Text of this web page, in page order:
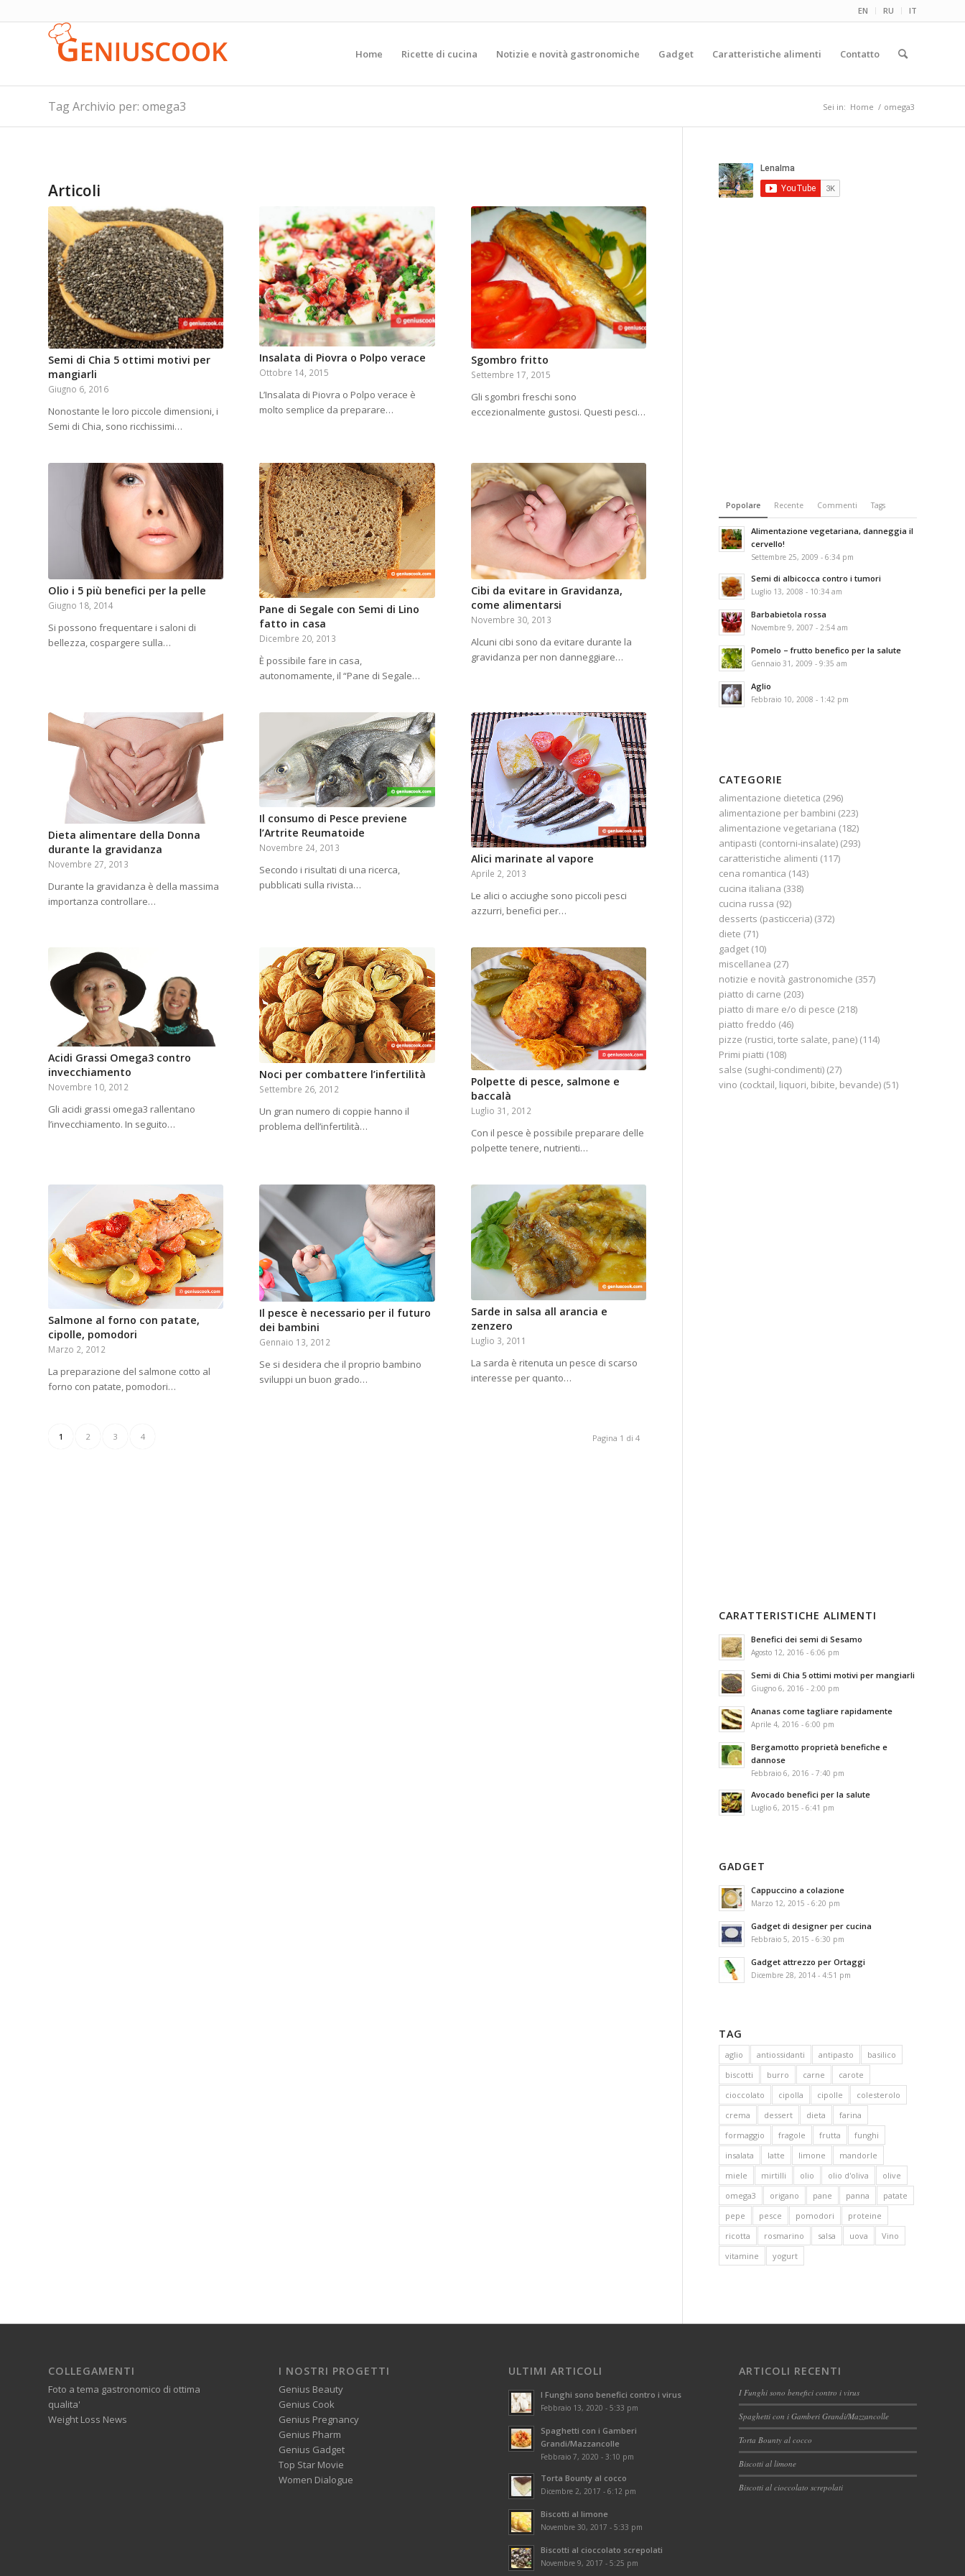
EN RU IT
Home Ricette di cucina Notizie e novità gastronomiche Gadget Caratteristiche alimenti Contatto
Tag Archivio per: omega3 Sei in: Home / omega3
Articoli
Semi di Chia 5 ottimi motivi per
mangiarli
Giugno 6, 2016
Nonostante le loro piccole dimensioni, i
Semi di Chia, sono ricchissimi…
Insalata di Piovra o Polpo verace
Ottobre 14, 2015
L’Insalata di Piovra o Polpo verace è
molto semplice da preparare…
Sgombro fritto
Settembre 17, 2015
Gli sgombri freschi sono
eccezionalmente gustosi. Questi pesci…
Olio i 5 più benefici per la pelle
Giugno 18, 2014
Si possono frequentare i saloni di
bellezza, cospargere sulla…
Pane di Segale con Semi di Lino
fatto in casa
Dicembre 20, 2013
È possibile fare in casa,
autonomamente, il “Pane di Segale…
Cibi da evitare in Gravidanza,
come alimentarsi
Novembre 30, 2013
Alcuni cibi sono da evitare durante la
gravidanza per non danneggiare…
Dieta alimentare della Donna
durante la gravidanza
Novembre 27, 2013
Durante la gravidanza è della massima
importanza controllare…
Il consumo di Pesce previene
l’Artrite Reumatoide
Novembre 24, 2013
Secondo i risultati di una ricerca,
pubblicati sulla rivista…
Alici marinate al vapore
Aprile 2, 2013
Le alici o acciughe sono piccoli pesci
azzurri, benefici per…
Acidi Grassi Omega3 contro
invecchiamento
Novembre 10, 2012
Gli acidi grassi omega3 rallentano
l’invecchiamento. In seguito…
Noci per combattere l’infertilità
Settembre 26, 2012
Un gran numero di coppie hanno il
problema dell’infertilità…
Polpette di pesce, salmone e
baccalà
Luglio 31, 2012
Con il pesce è possibile preparare delle
polpette tenere, nutrienti…
Salmone al forno con patate,
cipolle, pomodori
Marzo 2, 2012
La preparazione del salmone cotto al
forno con patate, pomodori…
Il pesce è necessario per il futuro
dei bambini
Gennaio 13, 2012
Se si desidera che il proprio bambino
sviluppi un buon grado…
Sarde in salsa all arancia e
zenzero
Luglio 3, 2011
La sarda è ritenuta un pesce di scarso
interesse per quanto…
Pagina 1 di 4
1 2 3 4
Popolare Recente Commenti Tags
Alimentazione vegetariana, danneggia il
cervello!
Settembre 25, 2009 - 6:34 pm
Semi di albicocca contro i tumori
Luglio 13, 2008 - 10:34 am
Barbabietola rossa
Novembre 9, 2007 - 2:54 am
Pomelo – frutto benefico per la salute
Gennaio 31, 2009 - 9:35 am
Aglio
Febbraio 10, 2008 - 1:42 pm
CATEGORIE
alimentazione dietetica (296)
alimentazione per bambini (223)
alimentazione vegetariana (182)
antipasti (contorni-insalate) (293)
caratteristiche alimenti (117)
cena romantica (143)
cucina italiana (338)
cucina russa (92)
desserts (pasticceria) (372)
diete (71)
gadget (10)
miscellanea (27)
notizie e novità gastronomiche (357)
piatto di carne (203)
piatto di mare e/o di pesce (218)
piatto freddo (46)
pizze (rustici, torte salate, pane) (114)
Primi piatti (108)
salse (sughi-condimenti) (27)
vino (cocktail, liquori, bibite, bevande) (51)
CARATTERISTICHE ALIMENTI
Benefici dei semi di Sesamo
Agosto 12, 2016 - 6:06 pm
Semi di Chia 5 ottimi motivi per mangiarli
Giugno 6, 2016 - 2:00 pm
Ananas come tagliare rapidamente
Aprile 4, 2016 - 6:00 pm
Bergamotto proprietà benefiche e
dannose
Febbraio 6, 2016 - 7:40 pm
Avocado benefici per la salute
Luglio 6, 2015 - 6:41 pm
GADGET
Cappuccino a colazione
Marzo 12, 2015 - 6:20 pm
Gadget di designer per cucina
Febbraio 5, 2015 - 6:30 pm
Gadget attrezzo per Ortaggi
Dicembre 28, 2014 - 4:51 pm
TAG
aglio antiossidanti antipasto
basilico
biscotti
burro carne
carote
cioccolato
cipolla cipolle
colesterolo
crema
dessert dieta
farina
formaggio
fragole frutta
funghi
insalata
latte limone
mandorle
miele
mirtilli olio olio d'oliva
olive
omega3
origano pane panna
patate
pepe
pesce pomodori
proteine
ricotta
rosmarino salsa uova
Vino
vitamine
yogurt
COLLEGAMENTI
Foto a tema gastronomico di ottima
qualita'
Weight Loss News
I NOSTRI PROGETTI
Genius Beauty
Genius Cook
Genius Pregnancy
Genius Pharm
Genius Gadget
Top Star Movie
Women Dialogue
ULTIMI ARTICOLI
I Funghi sono benefici contro i virus
Febbraio 13, 2020 - 5:33 pm
Spaghetti con i Gamberi
Grandi/Mazzancolle
Febbraio 7, 2020 - 3:10 pm
Torta Bounty al cocco
Dicembre 2, 2017 - 6:12 pm
Biscotti al limone
Novembre 30, 2017 - 5:33 pm
Biscotti al cioccolato screpolati
Novembre 9, 2017 - 5:25 pm
ARTICOLI RECENTI
I Funghi sono benefici contro i virus
Spaghetti con i Gamberi Grandi/Mazzancolle
Torta Bounty al cocco
Biscotti al limone
Biscotti al cioccolato screpolati